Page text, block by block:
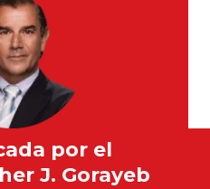
por el
J. Gorayeb